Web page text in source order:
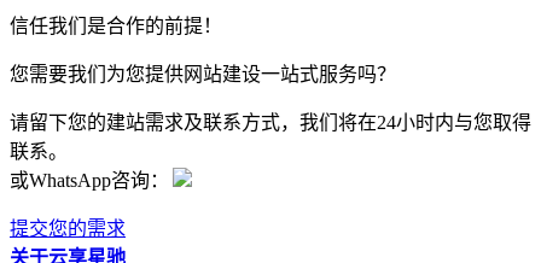
信任我们是合作的前提！
您需要我们为您提供网站建设一站式服务吗？
请留下您的建站需求及联系方式，我们将在24小时内与您取得
联系。
或WhatsApp咨询：
提交您的需求
关于云享星驰